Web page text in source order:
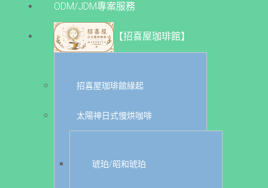
ODM/JDM專案服務
【招喜屋珈琲館】
招喜屋珈琲館緣起
太陽神日式慢烘咖啡
琥珀/昭和琥珀